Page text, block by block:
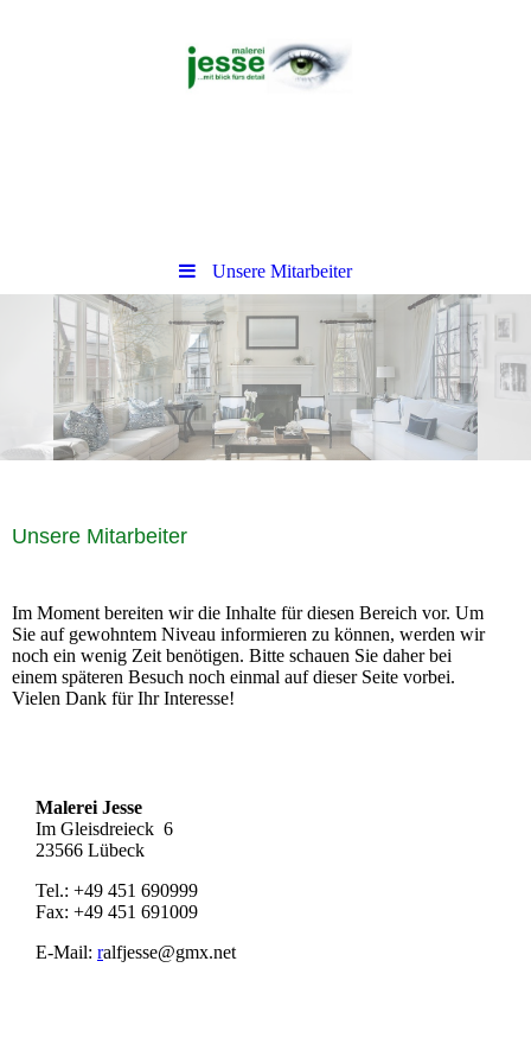
Unsere Mitarbeiter
Unsere Mitarbeiter
Im Moment bereiten wir die Inhalte für diesen Bereich vor. Um
Sie auf gewohntem Niveau informieren zu können, werden wir
noch ein wenig Zeit benötigen. Bitte schauen Sie daher bei
einem späteren Besuch noch einmal auf dieser Seite vorbei.
Vielen Dank für Ihr Interesse!
Malerei Jesse
Im Gleisdreieck 6
23566 Lübeck
Tel.: +49 451 690999
Fax: +49 451 691009
E-Mail: ralfjesse@gmx.net